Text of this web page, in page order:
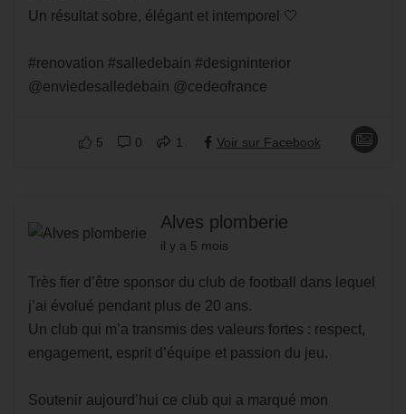
Un résultat sobre, élégant et intemporel 🤍
#renovation #salledebain #designinterior
@enviedesalledebain @cedeofrance
5 0 1 Voir sur Facebook
Alves plomberie
il y a 5 mois
Très fier d’être sponsor du club de football dans lequel
j’ai évolué pendant plus de 20 ans.
Un club qui m’a transmis des valeurs fortes : respect,
engagement, esprit d’équipe et passion du jeu.
Soutenir aujourd’hui ce club qui a marqué mon